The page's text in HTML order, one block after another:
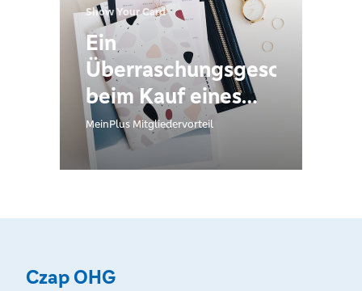
Show Your Card
Ein
Überraschungsgeschenk
beim Kauf eines
Schulrucksackes
MeinPlus Mitgliedervorteil
Czap OHG